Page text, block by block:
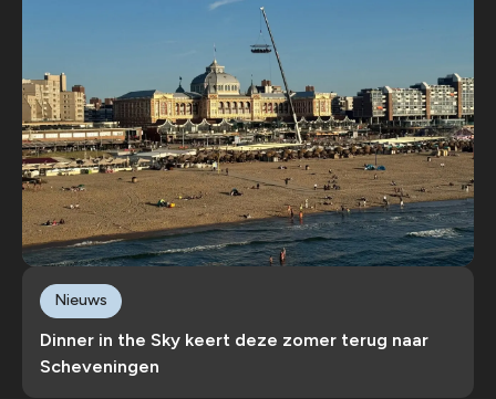
Dinner in the Sky keert deze zomer terug naar
Scheveningen
Nieuws